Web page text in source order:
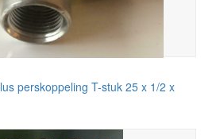
perskoppeling T-stuk 25 x 1/2 x